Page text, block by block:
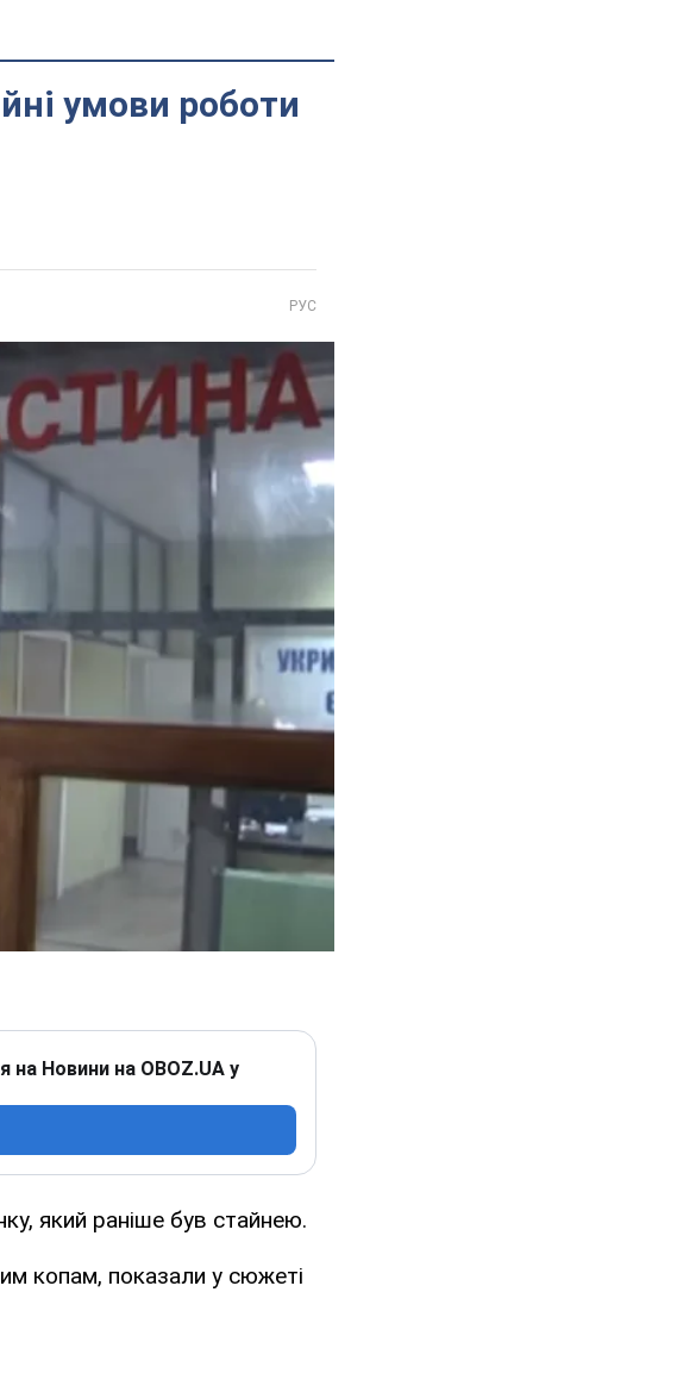
умови роботи
РУС
на Новини на OBOZ.UA у
який раніше був стайнею.
копам, показали у сюжеті